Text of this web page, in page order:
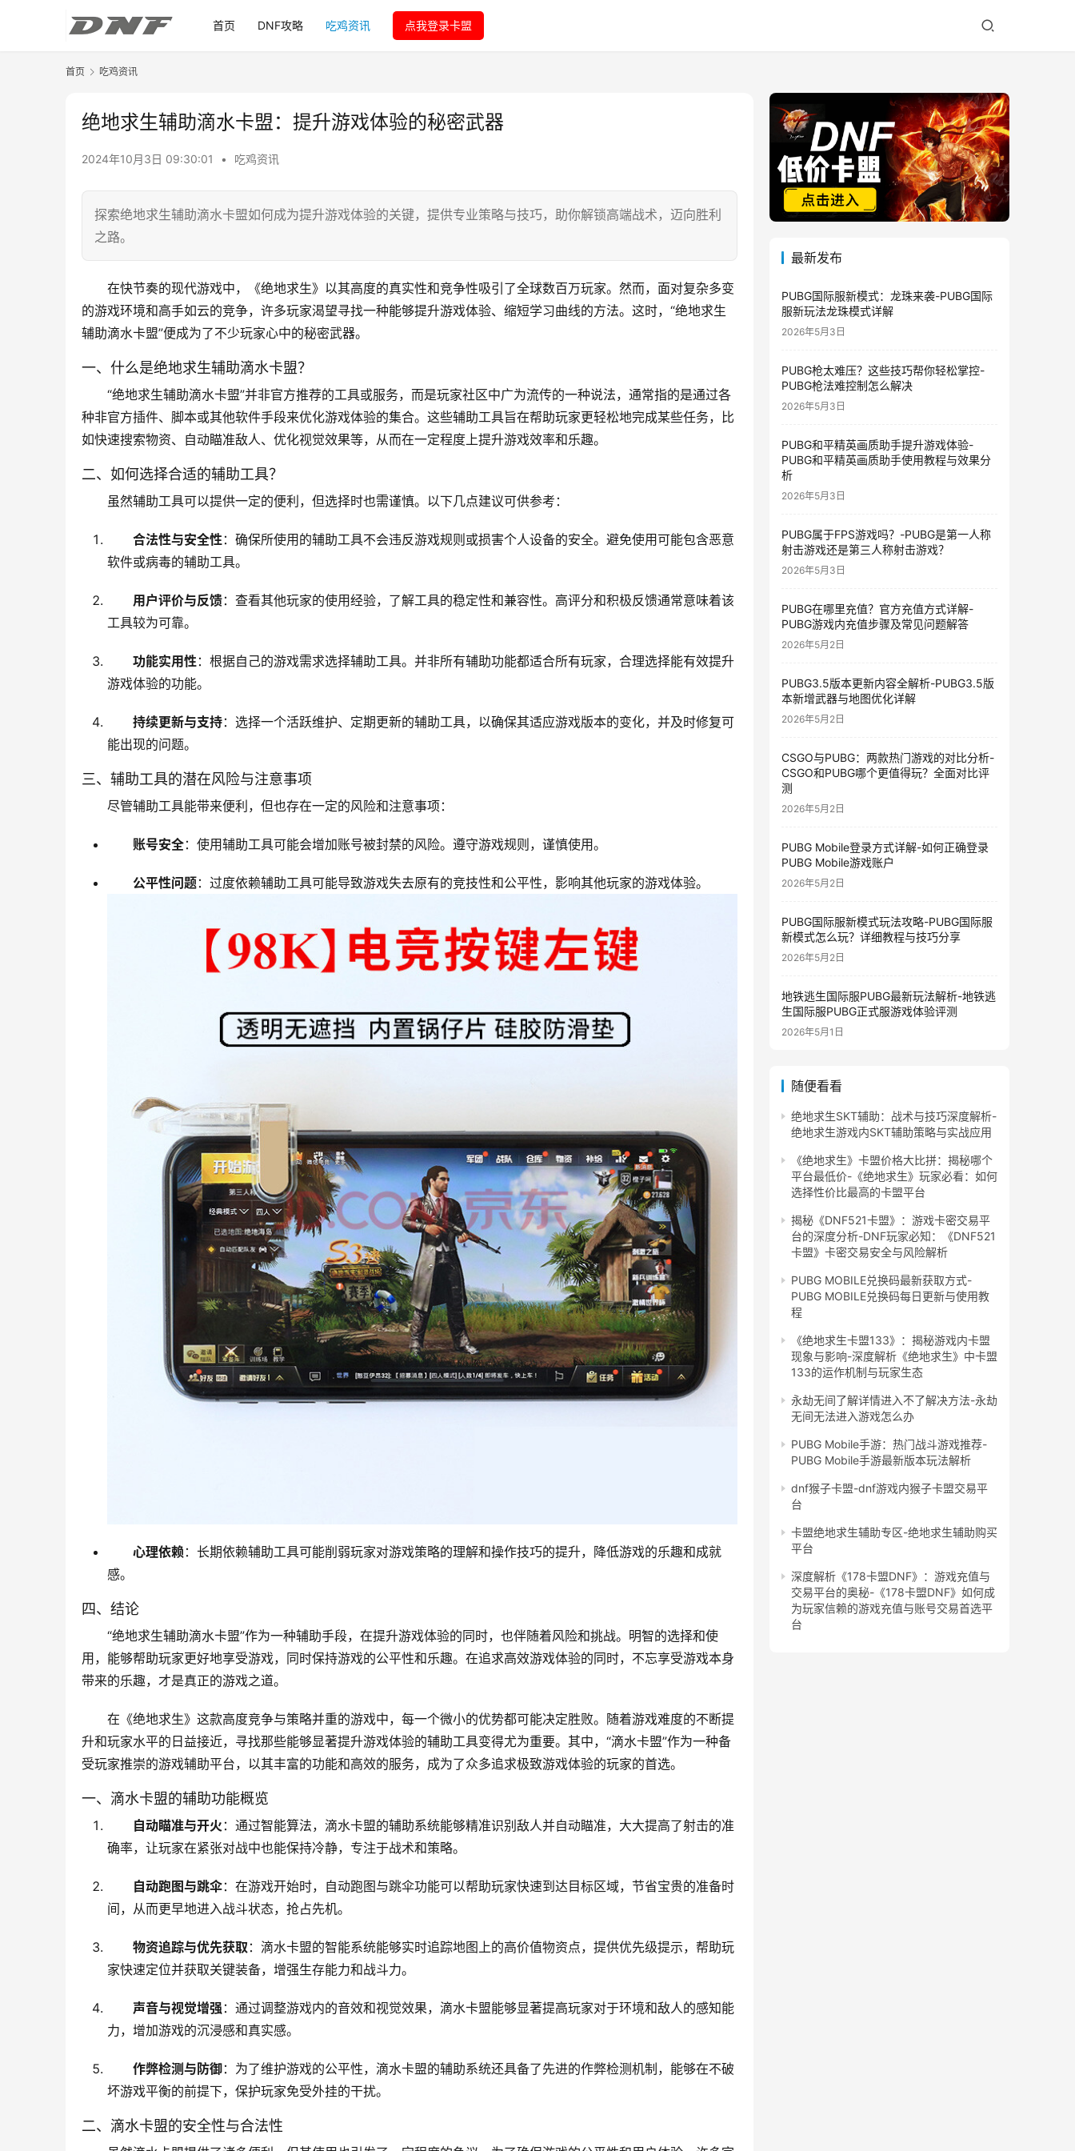
首页 DNF攻略 吃鸡资讯 点我登录卡盟
首页 吃鸡资讯
绝地求生辅助滴水卡盟：提升游戏体验的秘密武器
2024年10月3日 09:30:01 • 吃鸡资讯
探索绝地求生辅助滴水卡盟如何成为提升游戏体验的关键，提供专业策略与技巧，助你解锁高端战术，迈向胜利
之路。
在快节奏的现代游戏中，《绝地求生》以其高度的真实性和竞争性吸引了全球数百万玩家。然而，面对复杂多变
的游戏环境和高手如云的竞争，许多玩家渴望寻找一种能够提升游戏体验、缩短学习曲线的方法。这时，“绝地求生
辅助滴水卡盟”便成为了不少玩家心中的秘密武器。
一、什么是绝地求生辅助滴水卡盟？
“绝地求生辅助滴水卡盟”并非官方推荐的工具或服务，而是玩家社区中广为流传的一种说法，通常指的是通过各
种非官方插件、脚本或其他软件手段来优化游戏体验的集合。这些辅助工具旨在帮助玩家更轻松地完成某些任务，比
如快速搜索物资、自动瞄准敌人、优化视觉效果等，从而在一定程度上提升游戏效率和乐趣。
二、如何选择合适的辅助工具？
虽然辅助工具可以提供一定的便利，但选择时也需谨慎。以下几点建议可供参考：
合法性与安全性：确保所使用的辅助工具不会违反游戏规则或损害个人设备的安全。避免使用可能包含恶意
软件或病毒的辅助工具。
用户评价与反馈：查看其他玩家的使用经验，了解工具的稳定性和兼容性。高评分和积极反馈通常意味着该
工具较为可靠。
功能实用性：根据自己的游戏需求选择辅助工具。并非所有辅助功能都适合所有玩家，合理选择能有效提升
游戏体验的功能。
持续更新与支持：选择一个活跃维护、定期更新的辅助工具，以确保其适应游戏版本的变化，并及时修复可
能出现的问题。
三、辅助工具的潜在风险与注意事项
尽管辅助工具能带来便利，但也存在一定的风险和注意事项：
账号安全：使用辅助工具可能会增加账号被封禁的风险。遵守游戏规则，谨慎使用。
公平性问题：过度依赖辅助工具可能导致游戏失去原有的竞技性和公平性，影响其他玩家的游戏体验。
心理依赖 ：长期依赖辅助工具可能削弱玩家对游戏策略的理解和操作技巧的提升，降低游戏的乐趣和成就
感。
四、结论
“绝地求生辅助滴水卡盟”作为一种辅助手段，在提升游戏体验的同时，也伴随着风险和挑战。明智的选择和使
用，能够帮助玩家更好地享受游戏，同时保持游戏的公平性和乐趣。在追求高效游戏体验的同时，不忘享受游戏本身
带来的乐趣，才是真正的游戏之道。
在《绝地求生》这款高度竞争与策略并重的游戏中，每一个微小的优势都可能决定胜败。随着游戏难度的不断提
升和玩家水平的日益接近，寻找那些能够显著提升游戏体验的辅助工具变得尤为重要。其中，“滴水卡盟”作为一种备
受玩家推崇的游戏辅助平台，以其丰富的功能和高效的服务，成为了众多追求极致游戏体验的玩家的首选。
一、滴水卡盟的辅助功能概览
自动瞄准与开火 ：通过智能算法，滴水卡盟的辅助系统能够精准识别敌人并自动瞄准，大大提高了射击的准
确率，让玩家在紧张对战中也能保持冷静，专注于战术和策略。
自动跑图与跳伞：在游戏开始时，自动跑图与跳伞功能可以帮助玩家快速到达目标区域，节省宝贵的准备时
间，从而更早地进入战斗状态，抢占先机。
物资追踪与优先获取 ：滴水卡盟的智能系统能够实时追踪地图上的高价值物资点，提供优先级提示，帮助玩
家快速定位并获取关键装备，增强生存能力和战斗力。
声音与视觉增强 ：通过调整游戏内的音效和视觉效果，滴水卡盟能够显著提高玩家对于环境和敌人的感知能
力，增加游戏的沉浸感和真实感。
作弊检测与防御：为了维护游戏的公平性，滴水卡盟的辅助系统还具备了先进的作弊检测机制，能够在不破
坏游戏平衡的前提下，保护玩家免受外挂的干扰。
二、滴水卡盟的安全性与合法性
最新发布
PUBG国际服新模式：龙珠来袭-PUBG国际
服新玩法龙珠模式详解
2026年5月3日
PUBG枪太难压？这些技巧帮你轻松掌控-
PUBG枪法难控制怎么解决
2026年5月3日
PUBG和平精英画质助手提升游戏体验-
PUBG和平精英画质助手使用教程与效果分
析
2026年5月3日
PUBG属于FPS游戏吗？-PUBG是第一人称
射击游戏还是第三人称射击游戏？
2026年5月3日
PUBG在哪里充值？官方充值方式详解-
PUBG游戏内充值步骤及常见问题解答
2026年5月2日
PUBG3.5版本更新内容全解析-PUBG3.5版
本新增武器与地图优化详解
2026年5月2日
CSGO与PUBG：两款热门游戏的对比分析-
CSGO和PUBG哪个更值得玩？全面对比评
测
2026年5月2日
PUBG Mobile登录方式详解-如何正确登录
PUBG Mobile游戏账户
2026年5月2日
PUBG国际服新模式玩法攻略-PUBG国际服
新模式怎么玩？详细教程与技巧分享
2026年5月2日
地铁逃生国际服PUBG最新玩法解析-地铁逃
生国际服PUBG正式服游戏体验评测
2026年5月1日
随便看看
绝地求生SKT辅助：战术与技巧深度解析-
绝地求生游戏内SKT辅助策略与实战应用
《绝地求生》卡盟价格大比拼：揭秘哪个
平台最低价-《绝地求生》玩家必看：如何
选择性价比最高的卡盟平台
揭秘《DNF521卡盟》：游戏卡密交易平
台的深度分析-DNF玩家必知：《DNF521
卡盟》卡密交易安全与风险解析
PUBG MOBILE兑换码最新获取方式-
PUBG MOBILE兑换码每日更新与使用教
程
《绝地求生卡盟133》：揭秘游戏内卡盟
现象与影响-深度解析《绝地求生》中卡盟
133的运作机制与玩家生态
永劫无间了解详情进入不了解决方法-永劫
无间无法进入游戏怎么办
PUBG Mobile手游：热门战斗游戏推荐-
PUBG Mobile手游最新版本玩法解析
dnf猴子卡盟-dnf游戏内猴子卡盟交易平
台
卡盟绝地求生辅助专区-绝地求生辅助购买
平台
深度解析《178卡盟DNF》：游戏充值与
交易平台的奥秘-《178卡盟DNF》如何成
为玩家信赖的游戏充值与账号交易首选平
台